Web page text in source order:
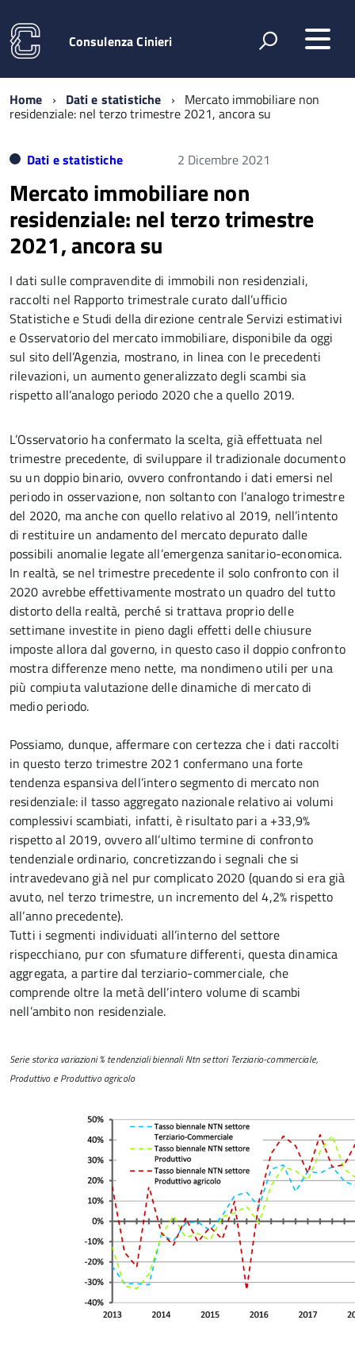
Consulenza Cinieri
Home Dati e statistiche Mercato immobiliare non
residenziale: nel terzo trimestre 2021, ancora su
Dati e statistiche 2 Dicembre 2021
Mercato immobiliare non
residenziale: nel terzo trimestre
2021, ancora su
I dati sulle compravendite di immobili non residenziali,
raccolti nel Rapporto trimestrale curato dall’ufficio
Statistiche e Studi della direzione centrale Servizi estimativi
e Osservatorio del mercato immobiliare, disponibile da oggi
sul sito dell’Agenzia, mostrano, in linea con le precedenti
rilevazioni, un aumento generalizzato degli scambi sia
rispetto all’analogo periodo 2020 che a quello 2019.
L’Osservatorio ha confermato la scelta, già effettuata nel
trimestre precedente, di sviluppare il tradizionale documento
su un doppio binario, ovvero confrontando i dati emersi nel
periodo in osservazione, non soltanto con l’analogo trimestre
del 2020, ma anche con quello relativo al 2019, nell’intento
di restituire un andamento del mercato depurato dalle
possibili anomalie legate all’emergenza sanitario-economica.
In realtà, se nel trimestre precedente il solo confronto con il
2020 avrebbe effettivamente mostrato un quadro del tutto
distorto della realtà, perché si trattava proprio delle
settimane investite in pieno dagli effetti delle chiusure
imposte allora dal governo, in questo caso il doppio confronto
mostra differenze meno nette, ma nondimeno utili per una
più compiuta valutazione delle dinamiche di mercato di
medio periodo.
Possiamo, dunque, affermare con certezza che i dati raccolti
in questo terzo trimestre 2021 confermano una forte
tendenza espansiva dell’intero segmento di mercato non
residenziale: il tasso aggregato nazionale relativo ai volumi
complessivi scambiati, infatti, è risultato pari a +33,9%
rispetto al 2019, ovvero all’ultimo termine di confronto
tendenziale ordinario, concretizzando i segnali che si
intravedevano già nel pur complicato 2020 (quando si era già
avuto, nel terzo trimestre, un incremento del 4,2% rispetto
all’anno precedente).
Tutti i segmenti individuati all’interno del settore
rispecchiano, pur con sfumature differenti, questa dinamica
aggregata, a partire dal terziario-commerciale, che
comprende oltre la metà dell’intero volume di scambi
nell’ambito non residenziale.
Serie storica variazioni % tendenziali biennali Ntn settori Terziario-commerciale,
Produttivo e Produttivo agricolo